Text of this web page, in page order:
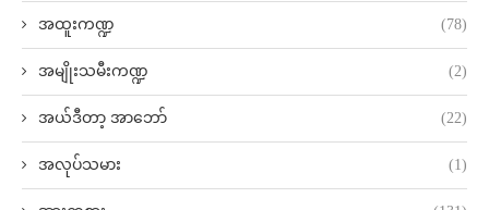
အထူးကဏ္ဍ (78)
အမျိုးသမီးကဏ္ဍ (2)
အယ်ဒီတာ့ အာဘော် (22)
အလုပ်သမား (1)